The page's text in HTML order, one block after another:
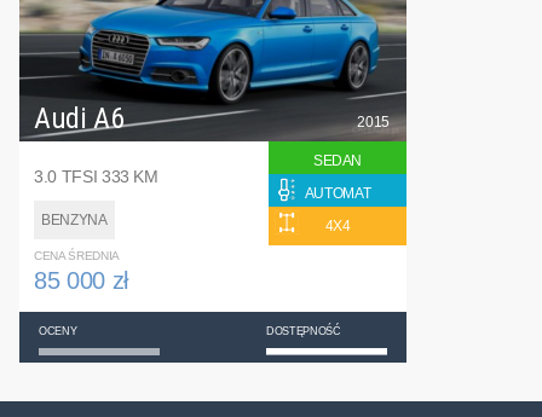
Audi A6
3.0 TFSI 333 KM
BENZYNA
2015
SEDAN
AUTOMAT
4X4
CENA ŚREDNIA
85 000 zł
OCENY DOSTĘPNOŚĆ